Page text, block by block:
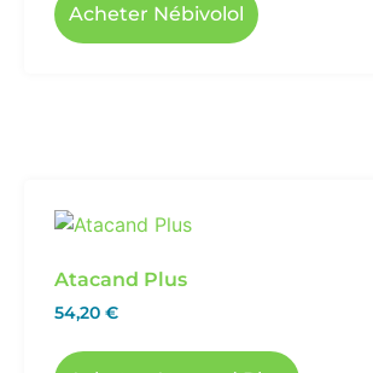
Acheter Nébivolol
Atacand Plus
54,20 €